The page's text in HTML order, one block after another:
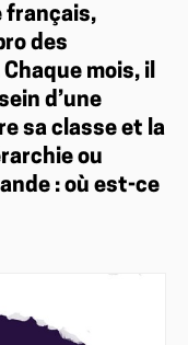
français,
des
mois, il
d’une
sa classe et la
ou
: où est-ce